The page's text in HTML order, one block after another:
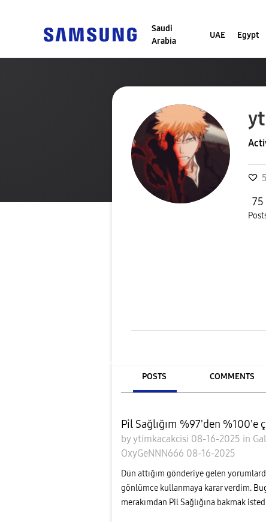
Saudi
Arabia
UAE Egypt
75
POSTS COMMENTS
Pil Sağlığım %97'den %100'e
byytimkacakcisi 08-16-2025 in
OxyGeNNN666 08-16-2025
Dün attığım gönderiye gelen
gönlümce kullanmaya karar verdim.
merakımdan Pil Sağlığına bakmak